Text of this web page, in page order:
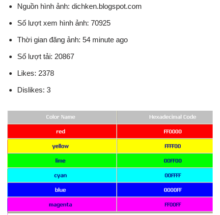
Nguồn hình ảnh: dichken.blogspot.com
Số lượt xem hình ảnh: 70925
Thời gian đăng ảnh: 54 minute ago
Số lượt tải: 20867
Likes: 2378
Dislikes: 3